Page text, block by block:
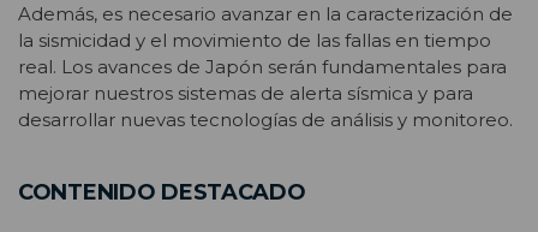
Además, es necesario avanzar en la caracterización de
la sismicidad y el movimiento de las fallas en tiempo
real. Los avances de Japón serán fundamentales para
mejorar nuestros sistemas de alerta sísmica y para
desarrollar nuevas tecnologías de análisis y monitoreo.
CONTENIDO DESTACADO